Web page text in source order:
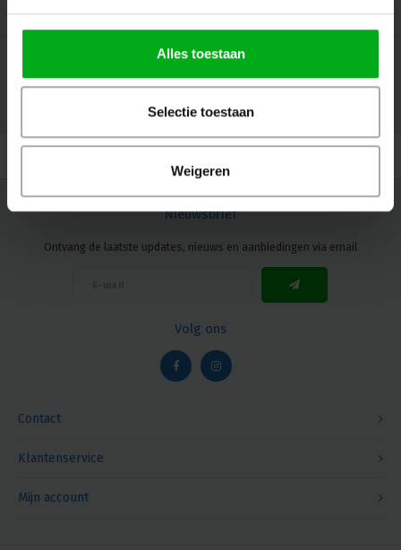
Alles toestaan
Selectie toestaan
Weigeren
© Copyright 2026 Megalight sa/nv - Theme by
Contact
Nieuwsbrief
Ontvang de laatste updates, nieuws en aanbiedingen via email
Volg ons
Klantenservice
Mijn account